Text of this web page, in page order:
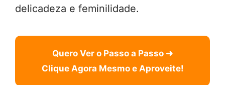
delicadeza e feminilidade.
Quero Ver o Passo a Passo ➜
Clique Agora Mesmo e Aproveite!